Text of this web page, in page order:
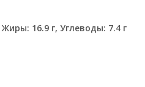
16.9 г, Углеводы: 7.4 г